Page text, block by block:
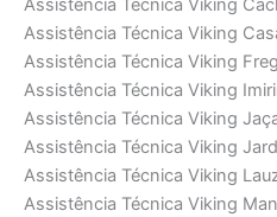
Assistência Técnica Viking
Assistência Técnica Viking
Assistência Técnica Viking
Assistência Técnica Viking
Assistência Técnica Viking
Assistência Técnica Viking
Assistência Técnica Viking
Assistência Técnica Viking